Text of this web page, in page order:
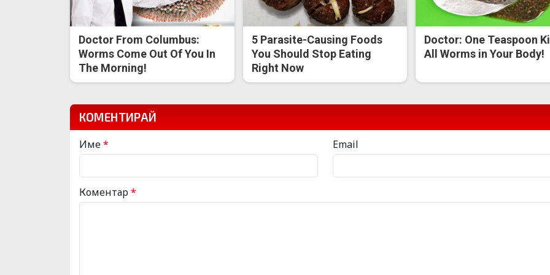
Doctor From Columbus:
Worms Come Out Of You In
The Morning!
5 Parasite-Causing Foods
You Should Stop Eating
Right Now
Doctor: One Teaspoon
All Worms in Your Body!
КОМЕНТИРАЙ
Име* Email
Коментар*